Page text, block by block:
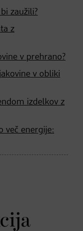
zaužili?
z
v prehrano?
v obliki
izdelkov z
več energije: